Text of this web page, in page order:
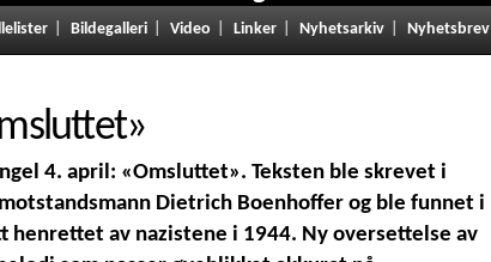
Bildegalleri Video Linker Nyhetsarkiv Nyhetsbrev
»
4. april: «Omsluttet». Teksten ble skrevet i
Dietrich Boenhoffer og ble funnet i
henrettet av nazistene i 1944. Ny oversettelse av